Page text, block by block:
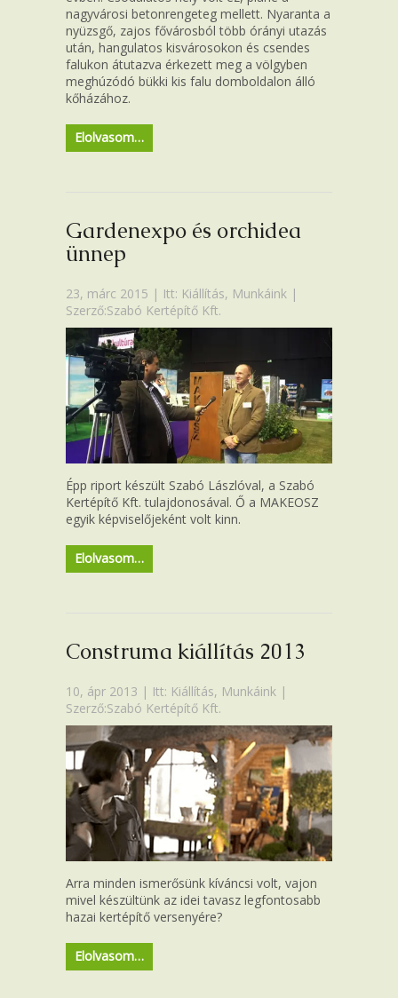
nagyvárosi betonrengeteg mellett. Nyaranta a
nyüzsgő, zajos fővárosból több órányi utazás
után, hangulatos kisvárosokon és csendes
falukon átutazva érkezett meg a völgyben
meghúzódó bükki kis falu domboldalon álló
kőházához.
Elolvasom…
Gardenexpo és orchidea
ünnep
23, márc 2015 | Itt: Kiállítás, Munkáink |
Szerző:Szabó Kertépítő Kft.
Épp riport készült Szabó Lászlóval, a Szabó
Kertépítő Kft. tulajdonosával. Ő a MAKEOSZ
egyik képviselőjeként volt kinn.
Elolvasom…
Construma kiállítás 2013
10, ápr 2013 | Itt: Kiállítás, Munkáink |
Szerző:Szabó Kertépítő Kft.
Arra minden ismerősünk kíváncsi volt, vajon
mivel készültünk az idei tavasz legfontosabb
hazai kertépítő versenyére?
Elolvasom…